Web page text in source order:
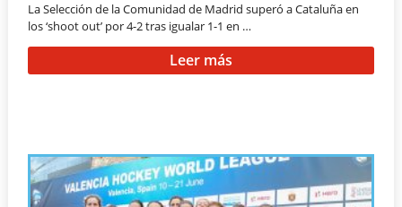
La Selección de la Comunidad de Madrid superó a Cataluña en
los ‘shoot out’ por 4-2 tras igualar 1-1 en …
Leer más